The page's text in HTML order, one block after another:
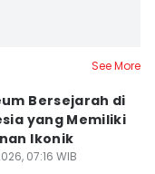
See More
Bersejarah di
yang Memiliki
Ikonik
07:16 WIB